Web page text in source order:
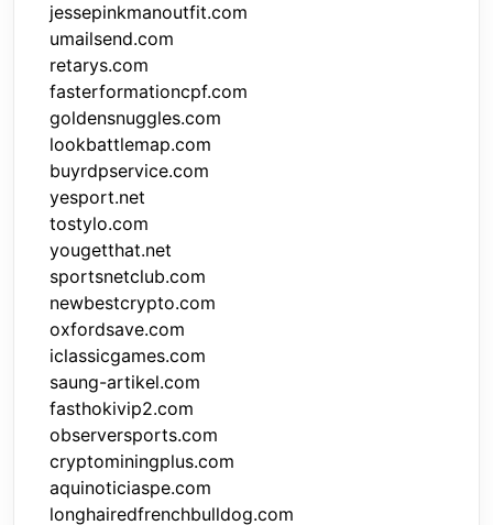
jessepinkmanoutfit.com
umailsend.com
retarys.com
fasterformationcpf.com
goldensnuggles.com
lookbattlemap.com
buyrdpservice.com
yesport.net
tostylo.com
yougetthat.net
sportsnetclub.com
newbestcrypto.com
oxfordsave.com
iclassicgames.com
saung-artikel.com
fasthokivip2.com
observersports.com
cryptominingplus.com
aquinoticiaspe.com
longhairedfrenchbulldog.com